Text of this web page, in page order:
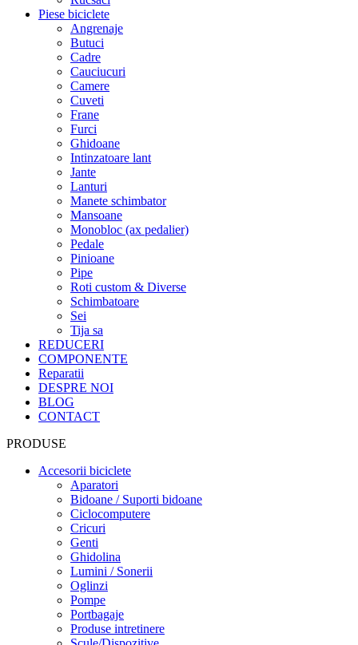
Piese biciclete
Angrenaje
Butuci
Cadre
Cauciucuri
Camere
Cuveti
Frane
Furci
Ghidoane
Intinzatoare lant
Jante
Lanturi
Manete schimbator
Mansoane
Monobloc (ax pedalier)
Pedale
Pinioane
Pipe
Roti custom & Diverse
Schimbatoare
Sei
Tija sa
REDUCERI
COMPONENTE
Reparatii
DESPRE NOI
BLOG
CONTACT
PRODUSE
Accesorii biciclete
Aparatori
Bidoane / Suporti bidoane
Ciclocomputere
Cricuri
Genti
Ghidolina
Lumini / Sonerii
Oglinzi
Pompe
Portbagaje
Produse intretinere